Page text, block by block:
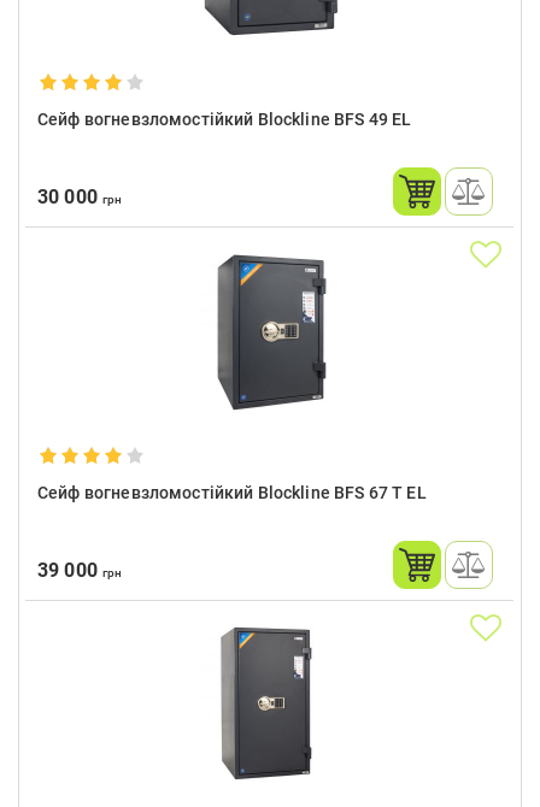
Сейф вогневзломостійкий Blockline BFS 49 EL
30 000грн
Сейф вогневзломостійкий Blockline BFS 67 T EL
39 000грн